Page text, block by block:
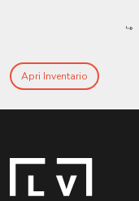
Apri Inventario